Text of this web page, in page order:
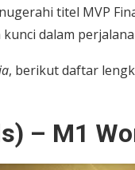
titel MVP
dalam
, berikut daftar
– M1